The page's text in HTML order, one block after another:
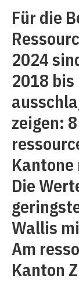
Für die
2024
2018 bis
zeigen:
Die
Wallis
Am
Kanton